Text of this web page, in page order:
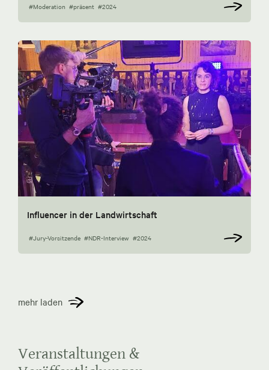
#Moderation #präsent #2024
Influencer in der Landwirtschaft
#Jury-Vorsitzende #NDR-Interview #2024
mehr laden
Veranstaltungen &